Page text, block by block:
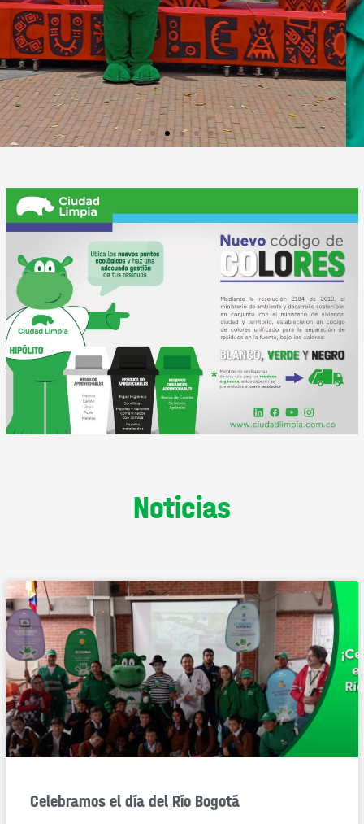
Noticias
Celebramos el día del Río Bogotá